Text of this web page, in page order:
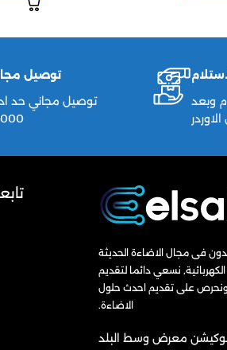
وبعد
توصيل
توصيل مجاني حد
فى مجال الاضاءة الحديثة
الكهربائية, نسعي دائما لتقديم
ونحرص على تقديم احدث حلول
الاضاءة.
معرض وسط البلد